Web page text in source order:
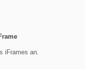
iFrames an.